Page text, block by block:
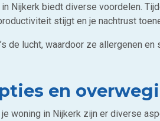
Nijkerk biedt diverse voordelen.
stijgt en je nachtrust
de lucht, waardoor ze allergenen
en
woning in Nijkerk zijn er diverse